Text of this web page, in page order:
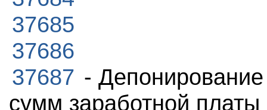
37685
37686
37687 -
сумм заработной платы